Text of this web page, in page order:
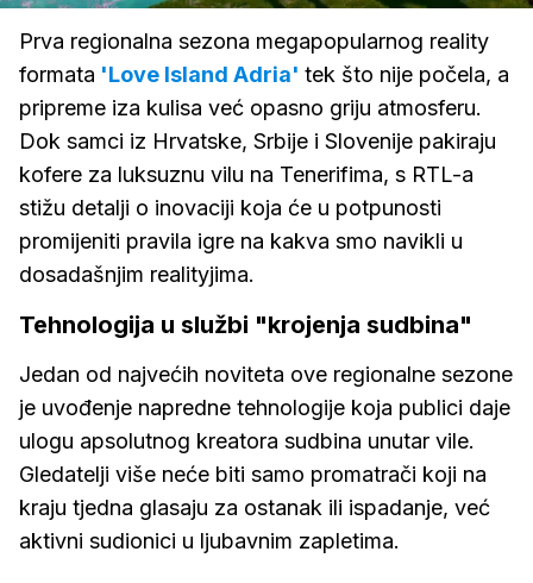
zvuk
Prva regionalna sezona megapopularnog reality
formata 'Love Island Adria' tek što nije počela, a
pripreme iza kulisa već opasno griju atmosferu.
Dok samci iz Hrvatske, Srbije i Slovenije pakiraju
kofere za luksuznu vilu na Tenerifima, s RTL-a
stižu detalji o inovaciji koja će u potpunosti
promijeniti pravila igre na kakva smo navikli u
dosadašnjim realityjima.
Tehnologija u službi "krojenja sudbina"
Jedan od najvećih noviteta ove regionalne sezone
je uvođenje napredne tehnologije koja publici daje
ulogu apsolutnog kreatora sudbina unutar vile.
Gledatelji više neće biti samo promatrači koji na
kraju tjedna glasaju za ostanak ili ispadanje, već
aktivni sudionici u ljubavnim zapletima.